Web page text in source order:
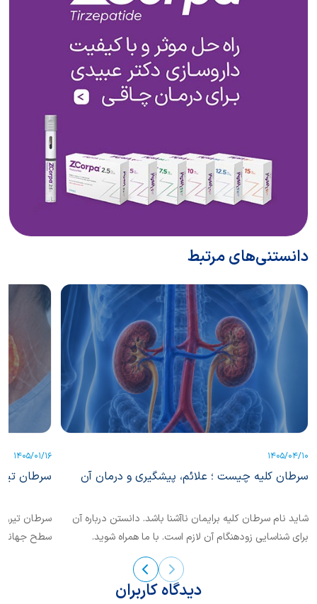
دانستنی‌های مرتبط
1405/04/10
سرطان کلیه چیست ؛ علائم، پیشگیری و درمان آن
شاید نام سرطان کلیه برایمان ناآشنا باشد. دانستن درباره آن
برای شناسایی زودهنگام آن لازم است. با ما همراه شوید.
1405/01/16
سرطان
سرطان
سطح جهانی
دیدگاه کاربران